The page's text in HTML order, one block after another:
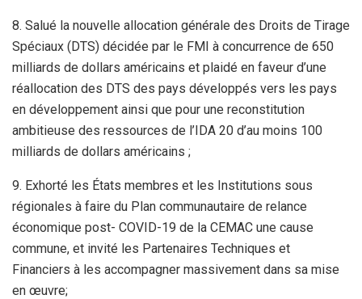
8. Salué la nouvelle allocation générale des Droits de Tirage
Spéciaux (DTS) décidée par le FMI à concurrence de 650
milliards de dollars américains et plaidé en faveur d’une
réallocation des DTS des pays développés vers les pays
en développement ainsi que pour une reconstitution
ambitieuse des ressources de l’IDA 20 d’au moins 100
milliards de dollars américains ;
9. Exhorté les États membres et les Institutions sous
régionales à faire du Plan communautaire de relance
économique post- COVID-19 de la CEMAC une cause
commune, et invité les Partenaires Techniques et
Financiers à les accompagner massivement dans sa mise
en œuvre;